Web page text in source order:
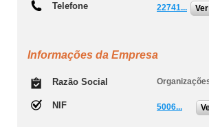
Telefone 22741...
Informações da Empresa
Razão Social
NIF 5006...